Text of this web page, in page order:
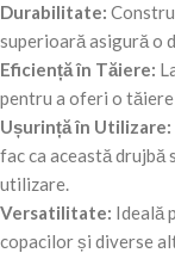
Durabilitate:
superioară asigură o
Eficiență în Tăiere:
pentru a oferi o
Ușurință în Utilizare:
fac ca această drujbă
utilizare.
Versatilitate: Ideală
copacilor și diverse